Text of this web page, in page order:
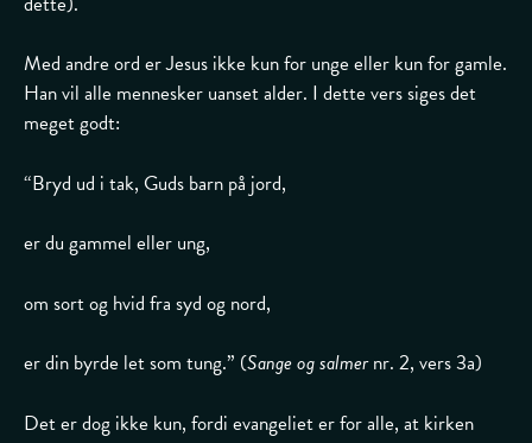
Med andre ord er Jesus ikke kun for unge eller kun for gamle.
Han vil alle mennesker uanset alder. I dette vers siges det
meget godt:
“Bryd ud i tak, Guds barn på jord,
er du gammel eller ung,
om sort og hvid fra syd og nord,
er din byrde let som tung.” (Sange og salmernr. 2, vers 3a)
Det er dog ikke kun, fordi evangeliet er for alle, at kirken